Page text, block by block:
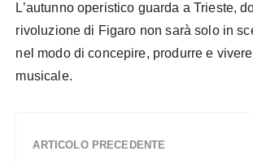
L’autunno operistico guarda a Trieste,
rivoluzione di Figaro non sarà solo in
nel modo di concepire, produrre e
musicale.
ARTICOLO PRECEDENTE